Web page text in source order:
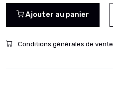
Ajouter au panier
Conditions générales de vente